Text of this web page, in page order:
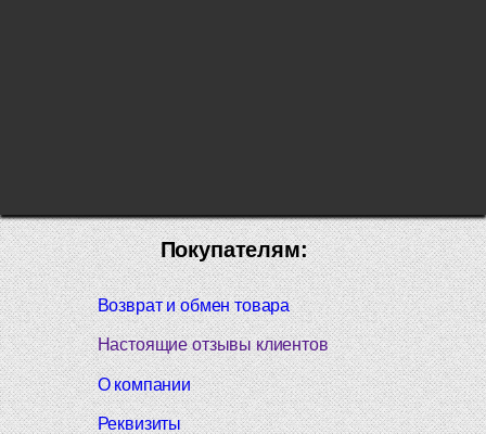
Покупателям:
Возврат и обмен товара
Настоящие отзывы клиентов
О компании
Реквизиты